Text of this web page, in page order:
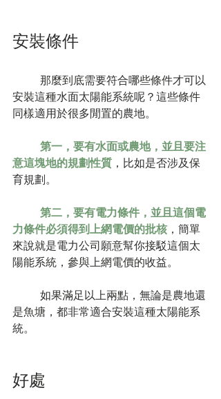
安裝條件
安裝這種水面太陽能系統呢？這些條件
同樣適用於很多閒置的農地。
第一，要有水面或農地，並且要注
意這塊地的規劃性質 ，比如是否涉及保
育規劃。
第二，要有電力條件，並且這個電
力條件必須得到上網電價的批核 ，簡單
來說就是電力公司願意幫你接駁這個太
陽能系統，參與上網電價的收益。
是魚塘，都非常適合安裝這種太陽能系
統。
好處